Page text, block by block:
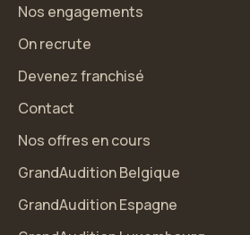
Nos engagements
On recrute
Devenez franchisé
Contact
Nos offres en cours
GrandAudition Belgique
GrandAudition Espagne